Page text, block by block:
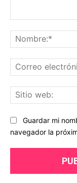
Guardar mi
navegador la